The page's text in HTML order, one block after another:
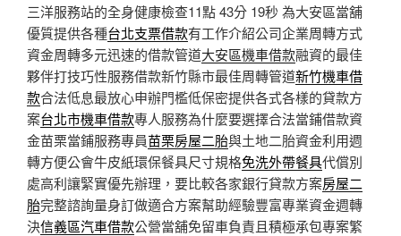
三洋服務站的全身健康檢查11點 43分 19秒 為大安區當舖
優質提供各種台北支票借款有工作介紹公司企業周轉方式
資金周轉多元迅速的借款管道大安區機車借款融資的最佳
夥伴打技巧性服務借款新竹縣市最佳周轉管道新竹機車借
款合法低息最放心申辦門檻低保密提供各式各樣的貸款方
案台北市機車借款專人服務為什麼要選擇合法當鋪借款資
金苗栗當鋪服務專員苗栗房屋二胎與土地二胎資金利用週
轉方便公會牛皮紙環保餐具尺寸規格免洗外帶餐具代償別
處高利讓緊實優先辦理，要比較各家銀行貸款方案房屋二
胎完整諮詢量身訂做適合方案幫助經驗豐富專業資金週轉
決信義區汽車借款公營當舖免留車負責且積極承包專案繁